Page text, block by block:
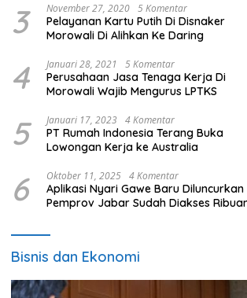
3 November 27, 2020 5 Komentar
Pelayanan Kartu Putih Di Disnaker
Morowali Di Alihkan Ke Daring
4 Januari 28, 2021 5 Komentar
Perusahaan Jasa Tenaga Kerja Di
Morowali Wajib Mengurus LPTKS
5 Januari 17, 2023 4 Komentar
PT Rumah Indonesia Terang Buka
Lowongan Kerja ke Australia
6 Oktober 11, 2025 4 Komentar
Aplikasi Nyari Gawe Baru Diluncurkan
Pemprov Jabar Sudah Diakses
Bisnis dan Ekonomi